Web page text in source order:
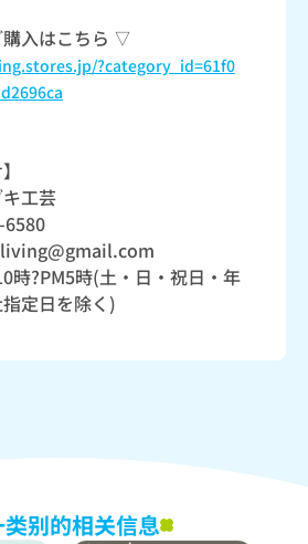
入はこちら ▽
?category_id=61f0
工芸
6580
時?PM5時(土・日・祝日・年
定日を除く)
别的相关信息